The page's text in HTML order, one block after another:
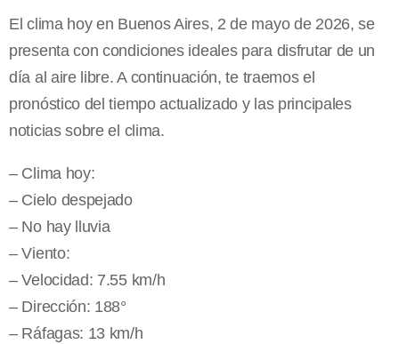
El clima hoy en Buenos Aires, 2 de mayo de 2026, se
presenta con condiciones ideales para disfrutar de un
día al aire libre. A continuación, te traemos el
pronóstico del tiempo actualizado y las principales
noticias sobre el clima.
– Clima hoy:
– Cielo despejado
– No hay lluvia
– Viento:
– Velocidad: 7.55 km/h
– Dirección: 188°
– Ráfagas: 13 km/h